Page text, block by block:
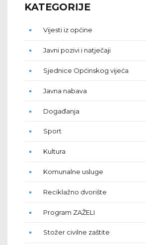
KATEGORIJE
Vijesti iz općine
Javni pozivi i natječaji
Sjednice Općinskog vijeća
Javna nabava
Događanja
Sport
Kultura
Komunalne usluge
Reciklažno dvorište
Program ZAŽELI
Stožer civilne zaštite